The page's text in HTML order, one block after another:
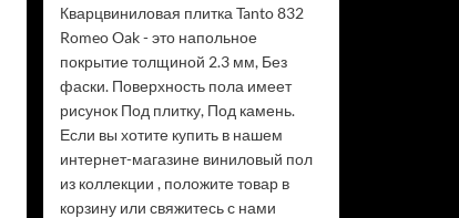
Кварцвиниловая плитка Tanto 832
Romeo Oak - это напольное
покрытие толщиной 2.3 мм, Без
фаски. Поверхность пола имеет
рисунок Под плитку, Под камень.
Если вы хотите купить в нашем
интернет-магазине виниловый пол
из коллекции , положите товар в
корзину или свяжитесь с нами